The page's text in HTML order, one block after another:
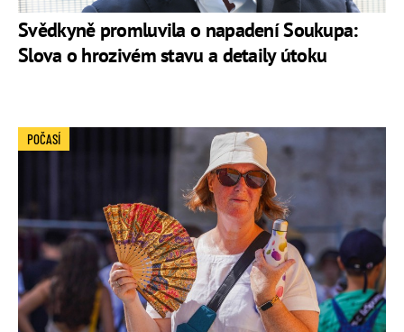
Svědkyně promluvila o napadení Soukupa:
Slova o hrozivém stavu a detaily útoku
POČASÍ